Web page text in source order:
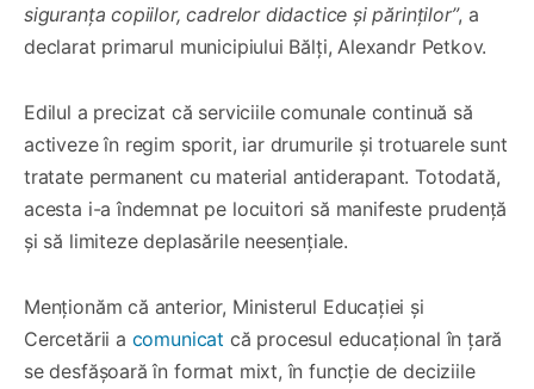
siguranța copiilor, cadrelor didactice și părinților”, a
declarat primarul municipiului Bălți, Alexandr Petkov.
Edilul a precizat că serviciile comunale continuă să
activeze în regim sporit, iar drumurile și trotuarele sunt
tratate permanent cu material antiderapant. Totodată,
acesta i-a îndemnat pe locuitori să manifeste prudență
și să limiteze deplasările neesențiale.
Menționăm că anterior, Ministerul Educației și
Cercetării a comunicat că procesul educațional în țară
se desfășoară în format mixt, în funcție de deciziile